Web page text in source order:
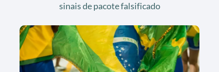
sinais de pacote falsificado